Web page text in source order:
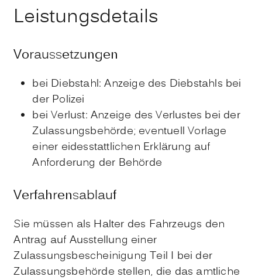
Leistungsdetails
Voraussetzungen
bei Diebstahl: Anzeige des Diebstahls bei
der Polizei
bei Verlust: Anzeige des Verlustes bei der
Zulassungsbehörde; eventuell Vorlage
einer eidesstattlichen Erklärung auf
Anforderung der Behörde
Verfahrensablauf
Sie müssen als Halter des Fahrzeugs den
Antrag auf Ausstellung einer
Zulassungsbescheinigung Teil I bei der
Zulassungsbehörde stellen, die das amtliche